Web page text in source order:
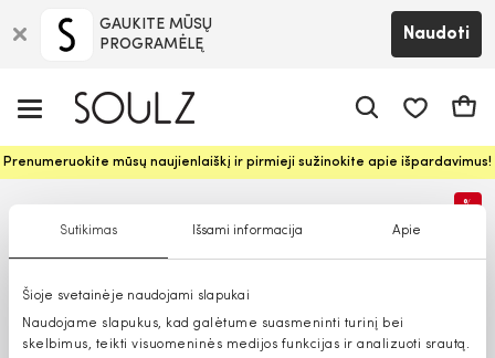
Sutikimas Išsami informacija Apie
Šioje svetainėje naudojami slapukai
Naudojame slapukus, kad galėtume suasmeninti turinį bei
skelbimus, teikti visuomeninės medijos funkcijas ir analizuoti srautą.
GAUKITE MŪSŲ
PROGRAMĖLĘ
Naudoti
Prenumeruokite mūsų naujienlaiškį ir pirmieji sužinokite apie išpardavimus!
%